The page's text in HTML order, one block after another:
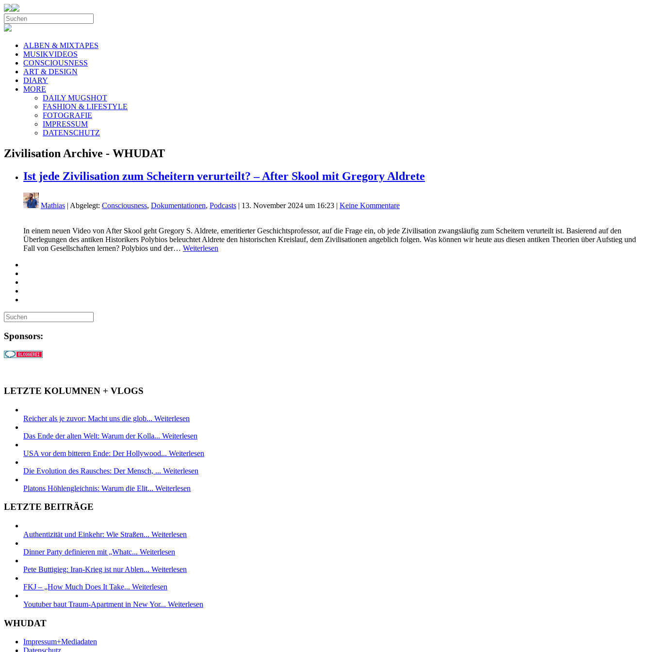
ALBEN & MIXTAPES
MUSIKVIDEOS
CONSCIOUSNESS
ART & DESIGN
DIARY
MORE
DAILY MUGSHOT
FASHION & LIFESTYLE
FOTOGRAFIE
IMPRESSUM
DATENSCHUTZ
Zivilisation Archive - WHUDAT
Ist jede Zivilisation zum Scheitern verurteilt? – After Skool mit Gregory Aldrete
Mathias | Abgelegt: Consciousness, Dokumentationen, Podcasts | 13. November 2024 um 16:23 | Keine Kommentare
In einem neuen Video von After Skool geht Gregory S. Aldrete, emeritierter Geschichtsprofessor, auf die Frage ein, ob jede Zivilisation zwangsläufig zum Scheitern verurteilt ist. Basierend auf den
Überlegungen des antiken Historikers Polybios beleuchtet Aldrete den historischen Kreislauf, dem Zivilisationen angeblich folgen. Was können wir heute aus diesen antiken Theorien über Aufstieg und
Fall von Gesellschaften lernen? Polybios und der… Weiterlesen
Sponsors:
LETZTE KOLUMNEN + VLOGS
Reicher als je zuvor: Macht uns die glob... Weiterlesen
Das Ende der alten Welt: Warum der Kolla... Weiterlesen
USA vor dem bitteren Ende: Der Hollywood... Weiterlesen
Die Evolution des Rausches: Der Mensch, ... Weiterlesen
Platons Höhlengleichnis: Warum die Elit... Weiterlesen
LETZTE BEITRÄGE
Authentizität und Einkehr: Wie Straßen... Weiterlesen
Dinner Party definieren mit „Whatc... Weiterlesen
Pete Buttigieg: Iran-Krieg ist nur Ablen... Weiterlesen
FKJ – „How Much Does It Take... Weiterlesen
Youtuber baut Traum-Apartment in New Yor... Weiterlesen
WHUDAT
Impressum+Mediadaten